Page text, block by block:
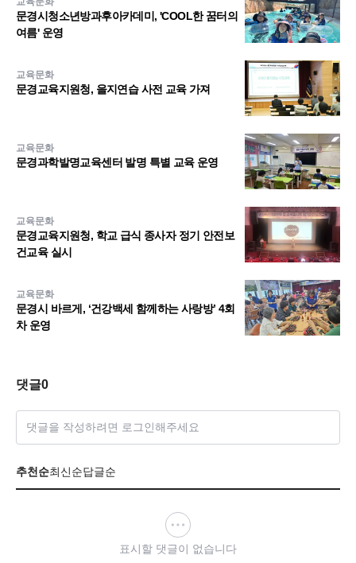
문경시청소년방과후아카데미, 'COOL한 꿈터의
여름' 운영
교육문화
문경교육지원청, 을지연습 사전 교육 가져
교육문화
문경과학발명교육센터 발명 특별 교육 운영
교육문화
문경교육지원청, 학교 급식 종사자 정기 안전보
건교육 실시
교육문화
문경시 바르게, ‘건강백세 함께하는 사랑방’ 4회
차 운영
댓글0
댓글을 작성하려면 로그인해주세요
추천순최신순답글순
표시할 댓글이 없습니다